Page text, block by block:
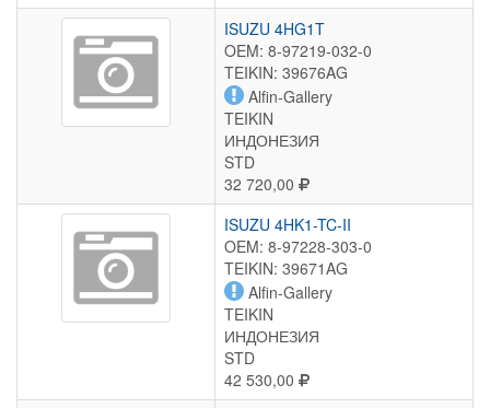
ISUZU 4HG1T
OEM: 8-97219-032-0
TEIKIN: 39676AG
Alfin-Gallery
TEIKIN
ИНДОНЕЗИЯ
STD
32 720,00
ISUZU 4HK1-TC-II
OEM: 8-97228-303-0
TEIKIN: 39671AG
Alfin-Gallery
TEIKIN
ИНДОНЕЗИЯ
STD
42 530,00